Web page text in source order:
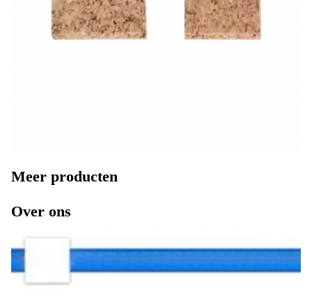
Meer producten
Over ons